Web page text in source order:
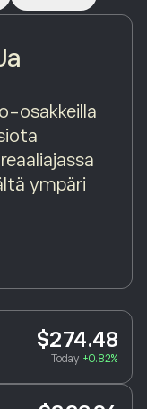
osakkeilla
ympäri
$274.48
Today +0.82%